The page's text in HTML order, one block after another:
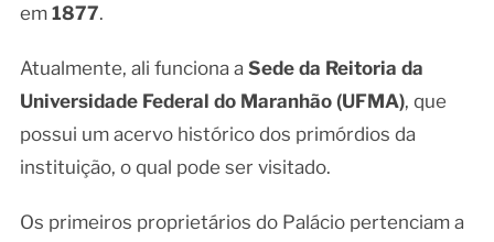
em 1877.
Atualmente, ali funciona a Sede da Reitoria da
Universidade Federal do Maranhão (UFMA), que
possui um acervo histórico dos primórdios da
instituição, o qual pode ser visitado.
Os primeiros proprietários do Palácio pertenciam a